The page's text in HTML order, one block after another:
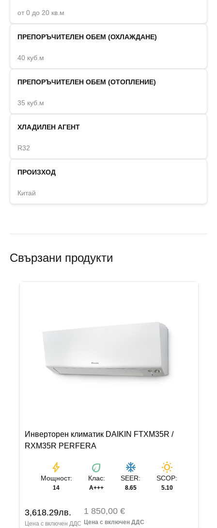
от 0 до 20 кв.м
ПРЕПОРЪЧИТЕЛЕН ОБЕМ (ОХЛАЖДАНЕ)
40 куб.м
ПРЕПОРЪЧИТЕЛЕН ОБЕМ (ОТОПЛЕНИЕ)
35 куб.м
ХЛАДИЛЕН АГЕНТ
R32
ПРОИЗХОД
Китай
Свързани продукти
Инверторен климатик DAIKIN FTXM35R /
RXM35R PERFERA
bolt
Мощност:
14
eco
Клас:
A+++
ac_unit
SEER:
8.65
wb_sunny
SCOP:
5.10
3,618.29лв. 1 850,00 €